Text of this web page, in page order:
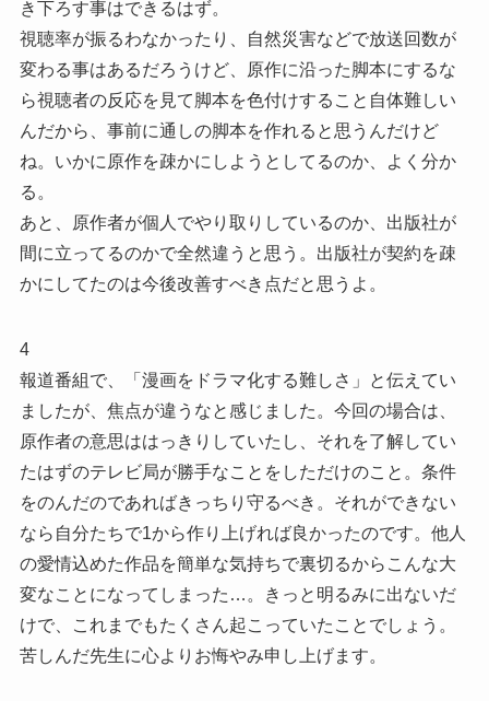
き下ろす事はできるはず。
視聴率が振るわなかったり、自然災害などで放送回数が
変わる事はあるだろうけど、原作に沿った脚本にするな
ら視聴者の反応を見て脚本を色付けすること自体難しい
んだから、事前に通しの脚本を作れると思うんだけど
ね。いかに原作を疎かにしようとしてるのか、よく分か
る。
あと、原作者が個人でやり取りしているのか、出版社が
間に立ってるのかで全然違うと思う。出版社が契約を疎
かにしてたのは今後改善すべき点だと思うよ。
4
報道番組で、「漫画をドラマ化する難しさ」と伝えてい
ましたが、焦点が違うなと感じました。今回の場合は、
原作者の意思ははっきりしていたし、それを了解してい
たはずのテレビ局が勝手なことをしただけのこと。条件
をのんだのであればきっちり守るべき。それができない
なら自分たちで1から作り上げれば良かったのです。他人
の愛情込めた作品を簡単な気持ちで裏切るからこんな大
変なことになってしまった…。きっと明るみに出ないだ
けで、これまでもたくさん起こっていたことでしょう。
苦しんだ先生に心よりお悔やみ申し上げます。